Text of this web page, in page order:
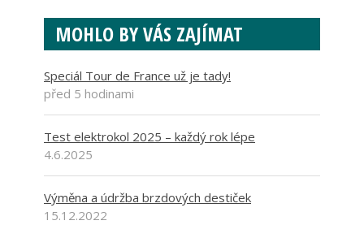
MOHLO BY VÁS ZAJÍMAT
Speciál Tour de France už je tady!
před 5 hodinami
Test elektrokol 2025 – každý rok lépe
4.6.2025
Výměna a údržba brzdových destiček
15.12.2022